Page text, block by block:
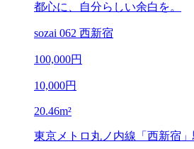
都心に、自分らしい余白を。
sozai 062 西新宿
100,000円
10,000円
20.46m²
東京メトロ丸ノ内線「西新宿